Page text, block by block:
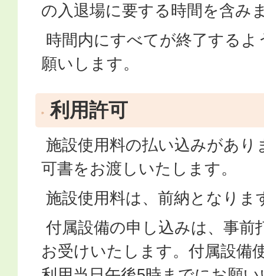
の入退場に要する時間を含み
時間内にすべてが終了するよ
願いします。
利用許可
施設使用料の払い込みがあり
可書をお渡しいたします。
施設使用料は、前納となりま
付属設備の申し込みは、事前
お受けいたします。付属設備